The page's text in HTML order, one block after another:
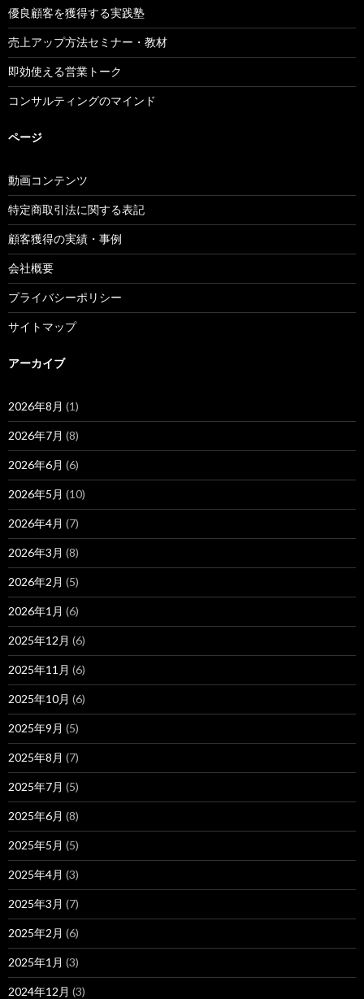
優良顧客を獲得する実践塾
売上アップ方法セミナー・教材
即効使える営業トーク
コンサルティングのマインド
ページ
動画コンテンツ
特定商取引法に関する表記
顧客獲得の実績・事例
会社概要
プライバシーポリシー
サイトマップ
アーカイブ
2026年8月 (1)
2026年7月 (8)
2026年6月 (6)
2026年5月 (10)
2026年4月 (7)
2026年3月 (8)
2026年2月 (5)
2026年1月 (6)
2025年12月 (6)
2025年11月 (6)
2025年10月 (6)
2025年9月 (5)
2025年8月 (7)
2025年7月 (5)
2025年6月 (8)
2025年5月 (5)
2025年4月 (3)
2025年3月 (7)
2025年2月 (6)
2025年1月 (3)
2024年12月 (3)